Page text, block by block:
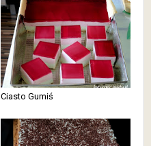
Ciasto Gumiś